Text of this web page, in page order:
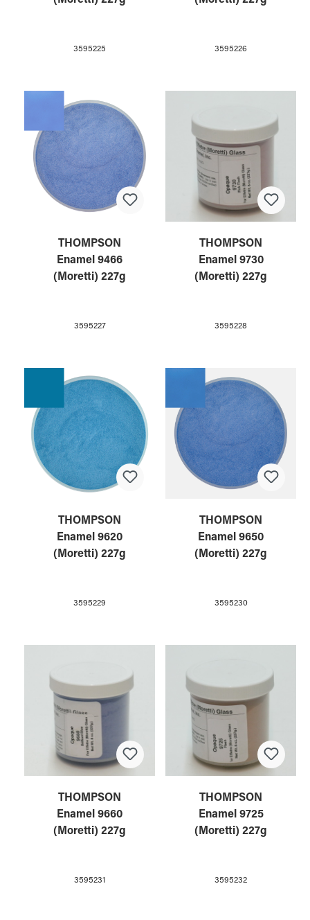
3595225 3595226
THOMPSON
Enamel 9466
(Moretti) 227g
3595227
THOMPSON
Enamel 9730
(Moretti) 227g
3595228
THOMPSON
Enamel 9620
(Moretti) 227g
3595229
THOMPSON
Enamel 9650
(Moretti) 227g
3595230
THOMPSON
Enamel 9660
(Moretti) 227g
3595231
THOMPSON
Enamel 9725
(Moretti) 227g
3595232